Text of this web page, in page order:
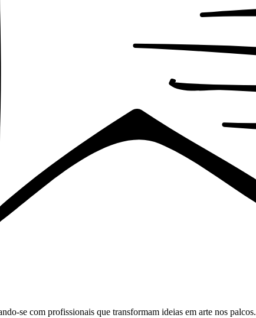
se com profissionais que transformam ideias em arte nos palcos.